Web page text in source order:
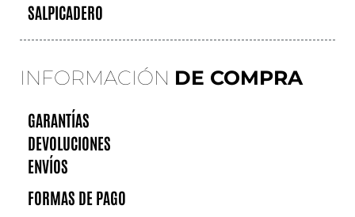
SALPICADERO
INFORMACIÓN DE COMPRA
GARANTÍAS
DEVOLUCIONES
ENVÍOS
FORMAS DE PAGO